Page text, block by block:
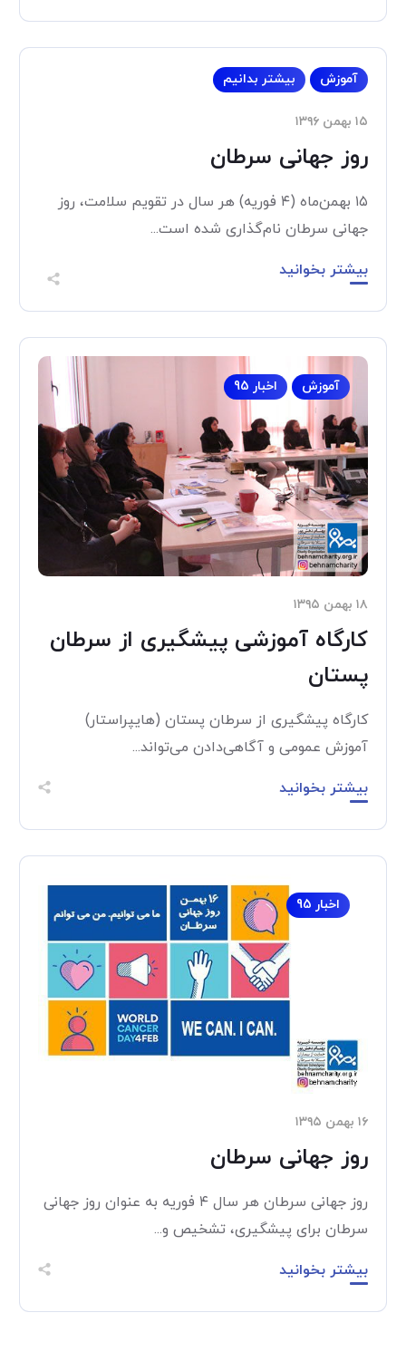
آموزش بیشتر بدانیم
۱۵ بهمن ۱۳۹۶
روز جهانی سرطان
۱۵ بهمن‌ماه (۴ فوریه) هر سال در تقویم سلامت، روز
جهانی سرطان نام‌گذاری شده است...
بیشتر بخوانید
آموزش اخبار 95
۱۸ بهمن ۱۳۹۵
کارگاه آموزشی پیشگیری از سرطان
پستان
کارگاه پیشگیری از سرطان پستان (هایپراستار)
آموزش عمومی و آگاهی‌دادن می‌تواند...
بیشتر بخوانید
اخبار 95
۱۶ بهمن ۱۳۹۵
روز جهانی سرطان
روز جهانی سرطان هر سال ۴ فوریه به عنوان روز جهانی
سرطان برای پیشگیری، تشخیص و...
بیشتر بخوانید